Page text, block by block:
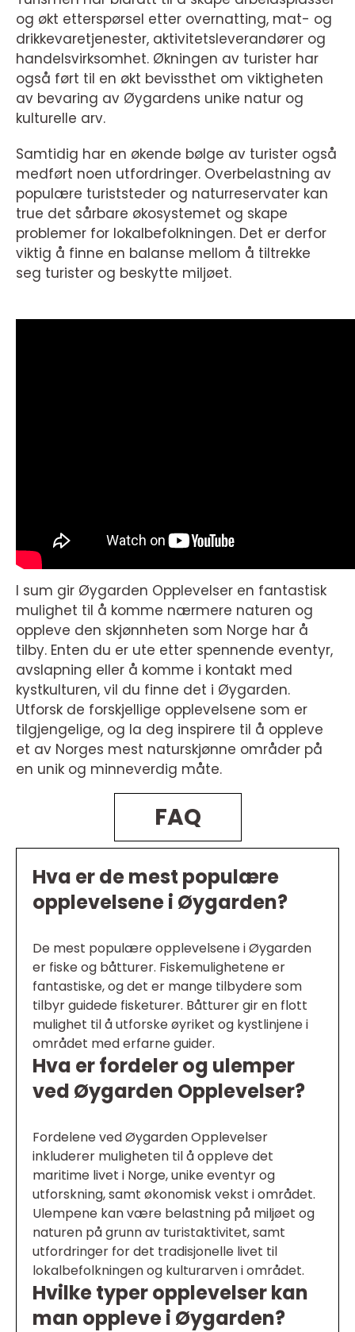
og økt etterspørsel etter overnatting, mat- og
drikkevaretjenester, aktivitetsleverandører og
handelsvirksomhet. Økningen av turister har
også ført til en økt bevissthet om viktigheten
av bevaring av Øygardens unike natur og
kulturelle arv.
Samtidig har en økende bølge av turister også
medført noen utfordringer. Overbelastning av
populære turiststeder og naturreservater kan
true det sårbare økosystemet og skape
problemer for lokalbefolkningen. Det er derfor
viktig å finne en balanse mellom å tiltrekke
seg turister og beskytte miljøet.
I sum gir Øygarden Opplevelser en fantastisk
mulighet til å komme nærmere naturen og
oppleve den skjønnheten som Norge har å
tilby. Enten du er ute etter spennende eventyr,
avslapning eller å komme i kontakt med
kystkulturen, vil du finne det i Øygarden.
Utforsk de forskjellige opplevelsene som er
tilgjengelige, og la deg inspirere til å oppleve
et av Norges mest naturskjønne områder på
en unik og minneverdig måte.
FAQ
Hva er de mest populære
opplevelsene i Øygarden?
De mest populære opplevelsene i Øygarden
er fiske og båtturer. Fiskemulighetene er
fantastiske, og det er mange tilbydere som
tilbyr guidede fisketurer. Båtturer gir en flott
mulighet til å utforske øyriket og kystlinjene i
området med erfarne guider.
Hva er fordeler og ulemper
ved Øygarden Opplevelser?
Fordelene ved Øygarden Opplevelser
inkluderer muligheten til å oppleve det
maritime livet i Norge, unike eventyr og
utforskning, samt økonomisk vekst i området.
Ulempene kan være belastning på miljøet og
naturen på grunn av turistaktivitet, samt
utfordringer for det tradisjonelle livet til
lokalbefolkningen og kulturarven i området.
Hvilke typer opplevelser kan
man oppleve i Øygarden?